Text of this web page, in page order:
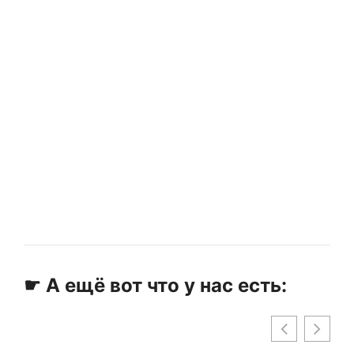
☛ А ещё вот что у нас есть: